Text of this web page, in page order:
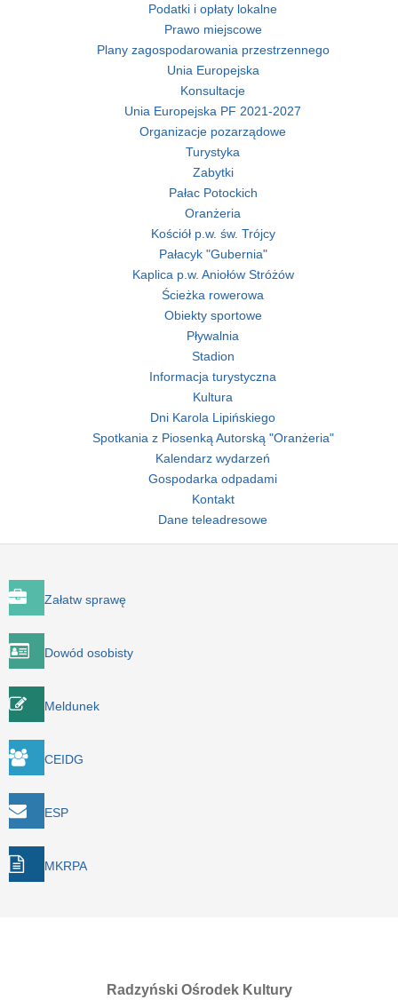
Podatki i opłaty lokalne
Prawo miejscowe
Plany zagospodarowania przestrzennego
Unia Europejska
Konsultacje
Unia Europejska PF 2021-2027
Organizacje pozarządowe
Turystyka
Zabytki
Pałac Potockich
Oranżeria
Kościół p.w. św. Trójcy
Pałacyk "Gubernia"
Kaplica p.w. Aniołów Stróżów
Ścieżka rowerowa
Obiekty sportowe
Pływalnia
Stadion
Informacja turystyczna
Kultura
Dni Karola Lipińskiego
Spotkania z Piosenką Autorską "Oranżeria"
Kalendarz wydarzeń
Gospodarka odpadami
Kontakt
Dane teleadresowe
Załatw sprawę
Dowód osobisty
Meldunek
CEIDG
ESP
MKRPA
Radzyński Ośrodek Kultury